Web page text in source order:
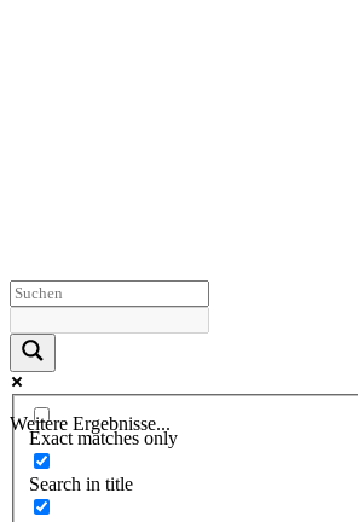
Weitere Ergebnisse...
Exact matches only
Search in title